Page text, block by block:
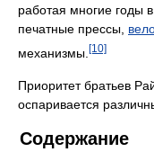
работая многие годы
печатные прессы,
механизмы. [10]
Приоритет братьев
оспаривается
Содержание